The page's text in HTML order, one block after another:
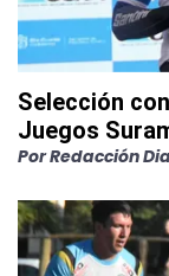
Selección
Juegos
PorRedacción